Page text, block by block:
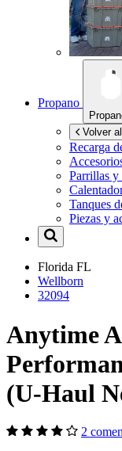
Propano
Volver
Recarga
Parrillas y
Tanques
Piezas y
Florida FL
Wellborn
32094
Anytime
(U-Haul
2